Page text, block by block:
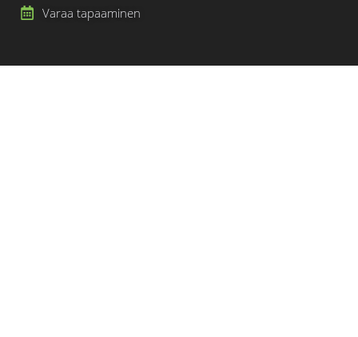
Varaa tapaaminen